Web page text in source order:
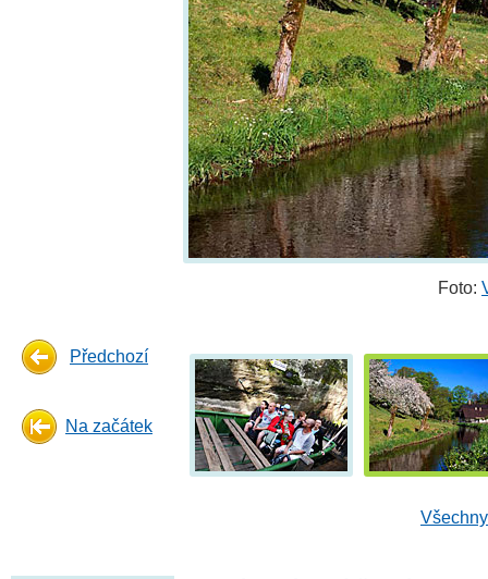
Foto:
Předchozí
Na začátek